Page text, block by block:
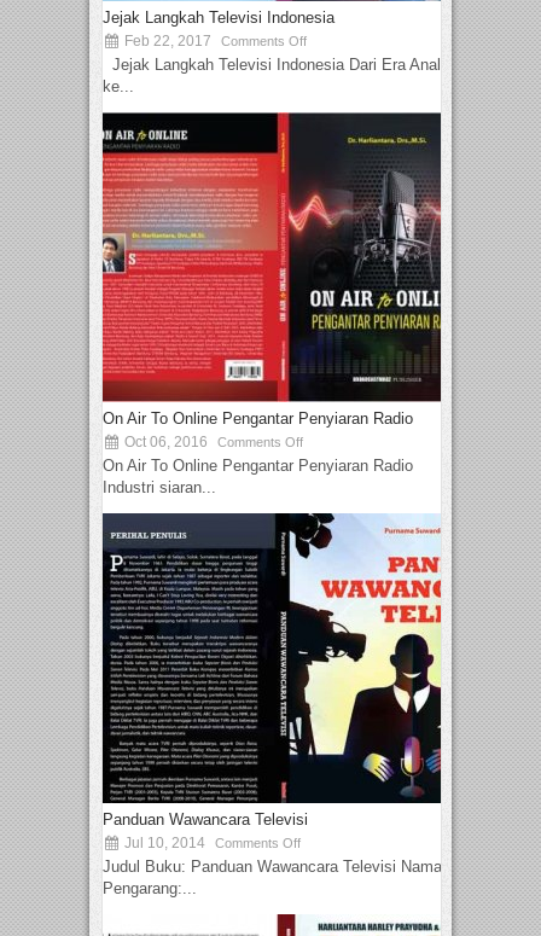
Jejak Langkah Televisi Indonesia
Feb 22, 2017 Comments Off
Jejak Langkah Televisi Indonesia Dari Era Analog
ke...
On Air To Online Pengantar Penyiaran Radio
Oct 06, 2016 Comments Off
On Air To Online Pengantar Penyiaran Radio
Industri siaran...
Panduan Wawancara Televisi
Jul 10, 2014 Comments Off
Judul Buku: Panduan Wawancara Televisi Nama
Pengarang:...